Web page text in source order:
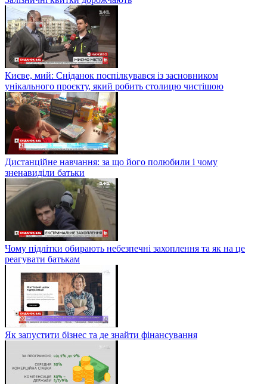
Києве, мий: Сніданок поспілкувався із засновником
унікального проєкту, який робить столицю чистішою
Дистанційне навчання: за що його полюбили і чому
зненавиділи батьки
Чому підлітки обирають небезпечні захоплення та як на це
реагувати батькам
Як запустити бізнес та де знайти фінансування